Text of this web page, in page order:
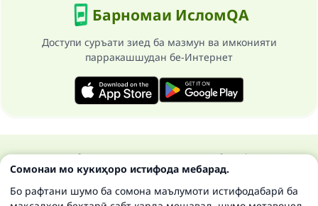
Барномаи ИсломQA
Доступи суръати зиед ба мазмун ва имконияти
парракашшудан бе-Интернет
Ҳамаи ҳуқуқ ба сомонаи Ислом савол ва ҷавоб маҳфуз аст 1997-
2025 ©
Сомонаи мо кукиҳоро истифода мебарад.
Бо рафтани шумо ба сомона маълумоти истифодабарӣ ба